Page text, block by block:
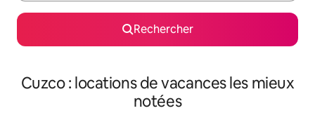
Rechercher
Cuzco : locations de vacances les mieux
notées